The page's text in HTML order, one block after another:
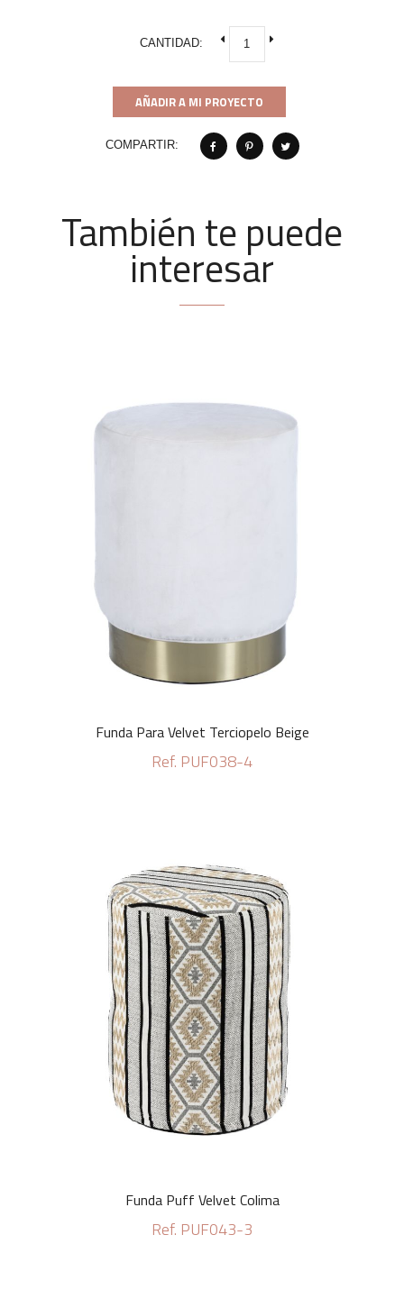
CANTIDAD:
AÑADIR A MI PROYECTO
COMPARTIR:
También te puede
interesar
Funda Para Velvet Terciopelo Beige
Ref. PUF038-4
Funda Puff Velvet Colima
Ref. PUF043-3